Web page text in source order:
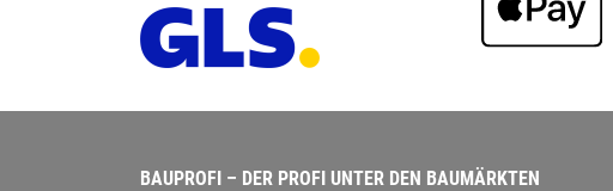
BAUPROFI – DER PROFI UNTER DEN BAUMÄRKTEN